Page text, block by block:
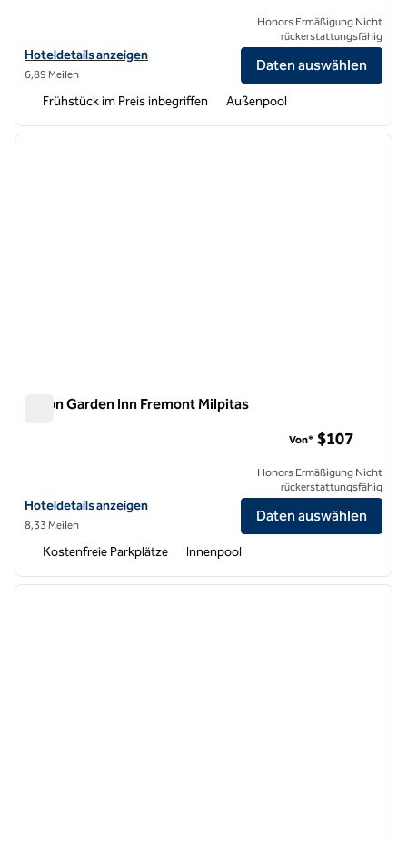
Hoteldetails für Home2 Suites by Hilton Hayward anzeigen
Hoteldetails anzeigen
6,89 Meilen
Honors Ermäßigung Nicht
rückerstattungsfähig
Daten auswählen
Frühstück im Preis inbegriffen Außenpool
1 von 12
Hilton Garden Inn Fremont Milpitas
Hoteldetails für das Hilton Garden Inn Fremont Milpitas anzeigen
Hoteldetails anzeigen
8,33 Meilen
Von* $107
Honors Ermäßigung Nicht
rückerstattungsfähig
Daten auswählen
Kostenfreie Parkplätze Innenpool
1 von 12